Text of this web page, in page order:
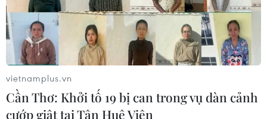
vietnamplus.vn
Cần Thơ: Khởi tố 19 bị can trong vụ dàn cảnh
cướp giật tại Tân Huê Viên